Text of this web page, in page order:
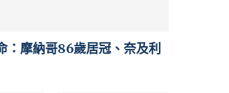
：摩納哥86歲居冠、奈及利